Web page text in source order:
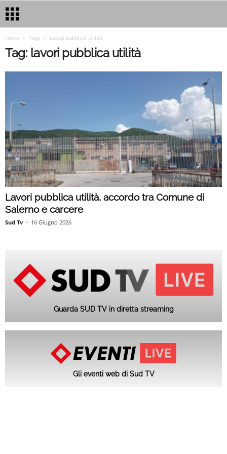
Home Tags Lavori pubblica utilità
Tag: lavori pubblica utilità
Lavori pubblica utilità, accordo tra Comune di
Salerno e carcere
Sud Tv - 16 Giugno 2026
Guarda SUD TV in diretta streaming
Gli eventi web di Sud TV